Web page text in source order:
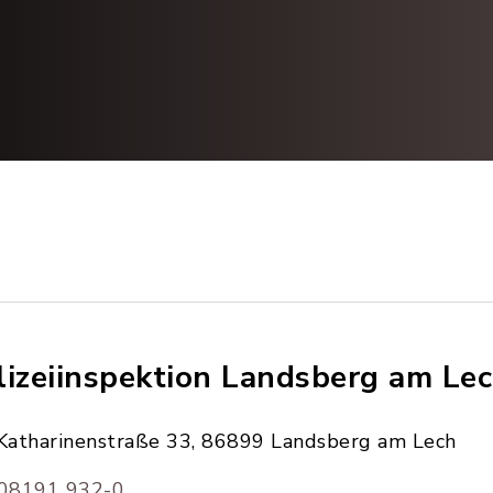
Landsberg am
33, 86899 Landsberg am Lech